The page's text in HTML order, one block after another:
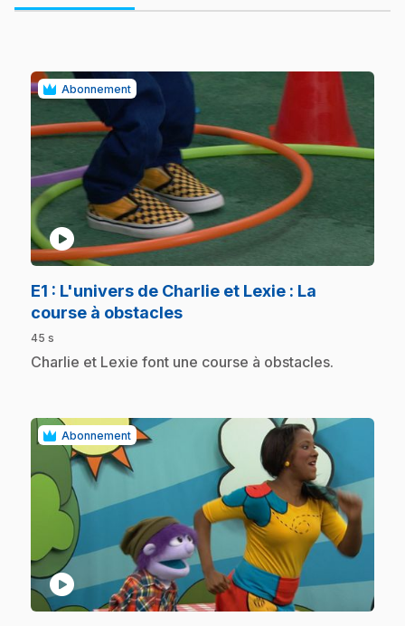
Abonnement
play_circle
E1 : L'univers de Charlie et Lexie : La
course à obstacles.
45 s
.Charlie et Lexie font une course à obstacles.
Abonnement
play_circle